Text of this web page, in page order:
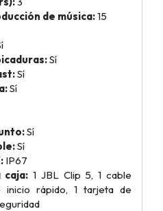
de música:15
Sí
Sí
Sí
Sí
Sí
IP67
caja: 1 JBL Clip 5,1 cable
inicio rápido, 1 tarjeta de